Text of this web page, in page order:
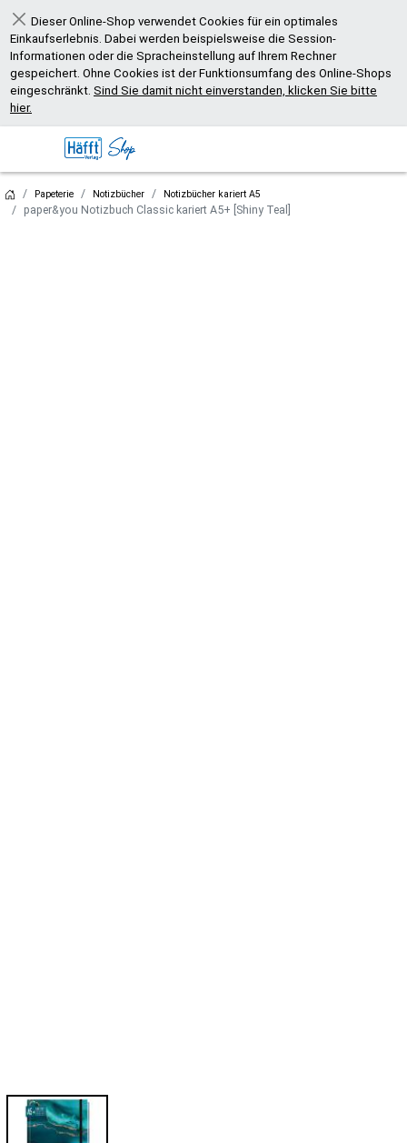
Schließen
Dieser Online-Shop verwendet Cookies für ein optimales
Einkaufserlebnis. Dabei werden beispielsweise die Session-
Informationen oder die Spracheinstellung auf Ihrem Rechner
gespeichert. Ohne Cookies ist der Funktionsumfang des Online-Shops
eingeschränkt. Sind Sie damit nicht einverstanden, klicken Sie bitte
hier.
Papeterie Notizbücher Notizbücher kariert A5
paper&you Notizbuch Classic kariert A5+ [Shiny Teal]